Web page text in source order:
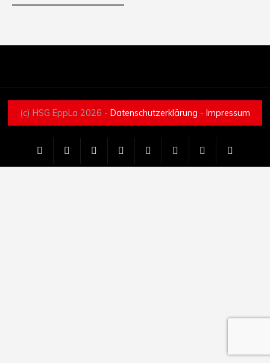
(c) HSG EppLa 2026 - Datenschutzerklärung - Impressum